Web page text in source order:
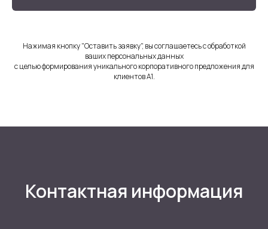
Нажимая кнопку "Оставить заявку", вы соглашаетесь с обработкой
ваших персональных данных
с целью формирования уникального корпоративного предложения для
клиентов А1.
Контактная информация